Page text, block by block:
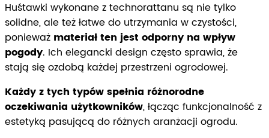
Huśtawki wykonane z technorattanu są nie tylko
solidne, ale też łatwe do utrzymania w czystości,
ponieważ materiał ten jest odporny na wpływ
pogody. Ich elegancki design często sprawia, że
stają się ozdobą każdej przestrzeni ogrodowej.
Każdy z tych typów spełnia różnorodne
oczekiwania użytkowników, łącząc funkcjonalność z
estetyką pasującą do różnych aranżacji ogrodu.